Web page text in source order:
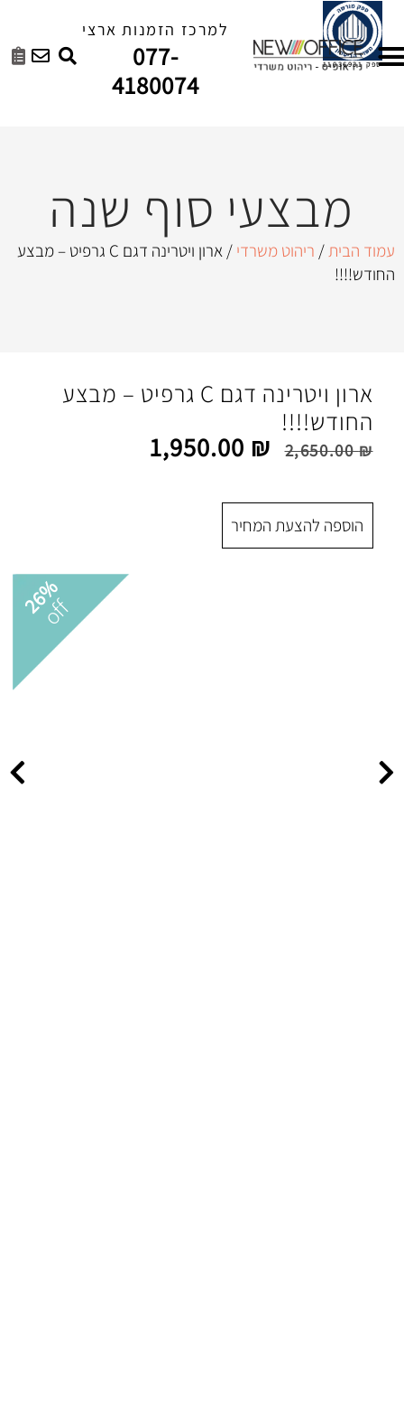
למרכז הזמנות ארצי
077-
סוף שנה
משרדי / ארון ויטרינה דגם C גרפיט – מבצע
ארון ויטרינה דגם C גרפיט – מבצע
1,950.00₪
המחיר